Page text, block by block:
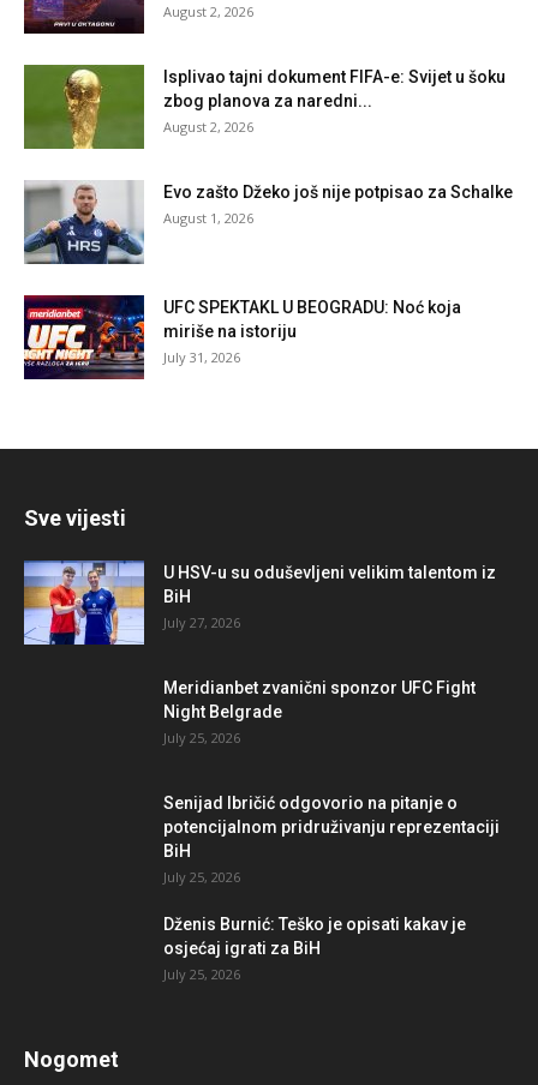
August 2, 2026
Isplivao tajni dokument FIFA-e: Svijet u šoku
zbog planova za naredni...
August 2, 2026
Evo zašto Džeko još nije potpisao za Schalke
August 1, 2026
UFC SPEKTAKL U BEOGRADU: Noć koja
miriše na istoriju
July 31, 2026
Sve vijesti
U HSV-u su oduševljeni velikim talentom iz
BiH
July 27, 2026
Meridianbet zvanični sponzor UFC Fight
Night Belgrade
July 25, 2026
Senijad Ibričić odgovorio na pitanje o
potencijalnom pridruživanju reprezentaciji
BiH
July 25, 2026
Dženis Burnić: Teško je opisati kakav je
osjećaj igrati za BiH
July 25, 2026
Nogomet